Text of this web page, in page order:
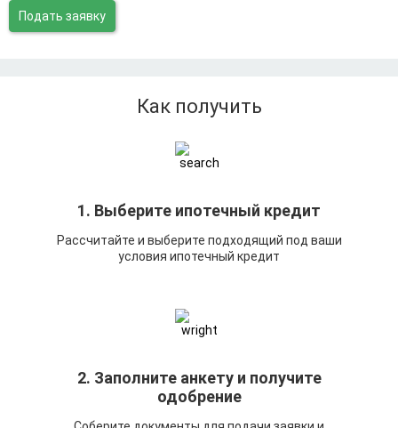
Подать заявку
Как получить
1. Выберите ипотечный кредит
Рассчитайте и выберите подходящий под ваши
условия ипотечный кредит
2. Заполните анкету и получите
одобрение